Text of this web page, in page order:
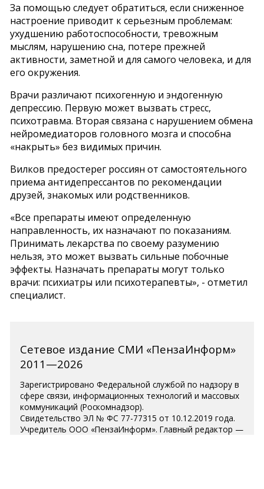
За помощью следует обратиться, если сниженное
настроение приводит к серьезным проблемам:
ухудшению работоспособности, тревожным
мыслям, нарушению сна, потере прежней
активности, заметной и для самого человека, и для
его окружения.
Врачи различают психогенную и эндогенную
депрессию. Первую может вызвать стресс,
психотравма. Вторая связана с нарушением обмена
нейромедиаторов головного мозга и способна
«накрыть» без видимых причин.
Вилков предостерег россиян от самостоятельного
приема антидепрессантов по рекомендации
друзей, знакомых или родственников.
«Все препараты имеют определенную
направленность, их назначают по показаниям.
Принимать лекарства по своему разумению
нельзя, это может вызвать сильные побочные
эффекты. Назначать препараты могут только
врачи: психиатры или психотерапевты», - отметил
специалист.
Сетевое издание СМИ «ПензаИнформ»
2011—2026
Зарегистрировано Федеральной службой по надзору в
сфере связи, информационных технологий и массовых
коммуникаций (Роскомнадзор).
Свидетельство ЭЛ № ФС 77-77315 от 10.12.2019 года.
Учредитель ООО «ПензаИнформ». Главный редактор —